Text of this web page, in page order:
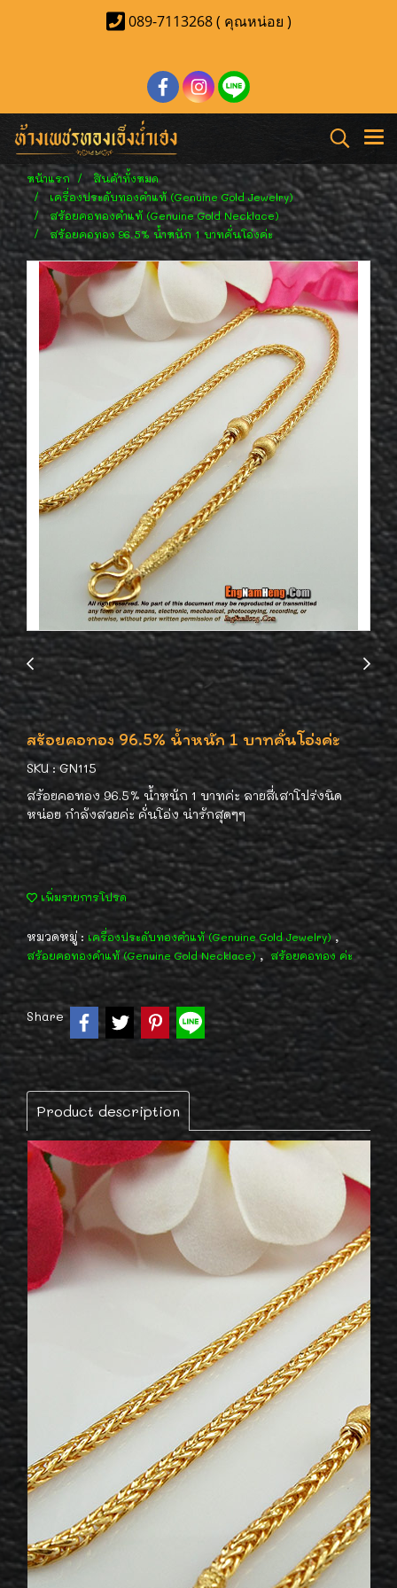
089-7113268 ( คุณหน่อย )
หน้าแรก
สินค้าทั้งหมด
เครื่องประดับทองคำแท้ (Genuine Gold Jewelry)
สร้อยคอทองคำแท้ (Genuine Gold Necklace)
สร้อยคอทอง 96.5% น้ำหนัก 1 บาทคั่นโอ่งค่ะ
สร้อยคอทอง 96.5% น้ำหนัก 1 บาทคั่นโอ่งค่ะ
SKU : GN115
สร้อยคอทอง 96.5% น้ำหนัก 1 บาทค่ะ ลายสี่เสาโปร่งนิด
หน่อย กำลังสวยค่ะ คั่นโอ่ง น่ารักสุดๆๆ
เพิ่มรายการโปรด
หมวดหมู่ : เครื่องประดับทองคำแท้ (Genuine Gold Jewelry),
สร้อยคอทองคำแท้ (Genuine Gold Necklace) , สร้อยคอทอง ค่ะ
Share
Product description